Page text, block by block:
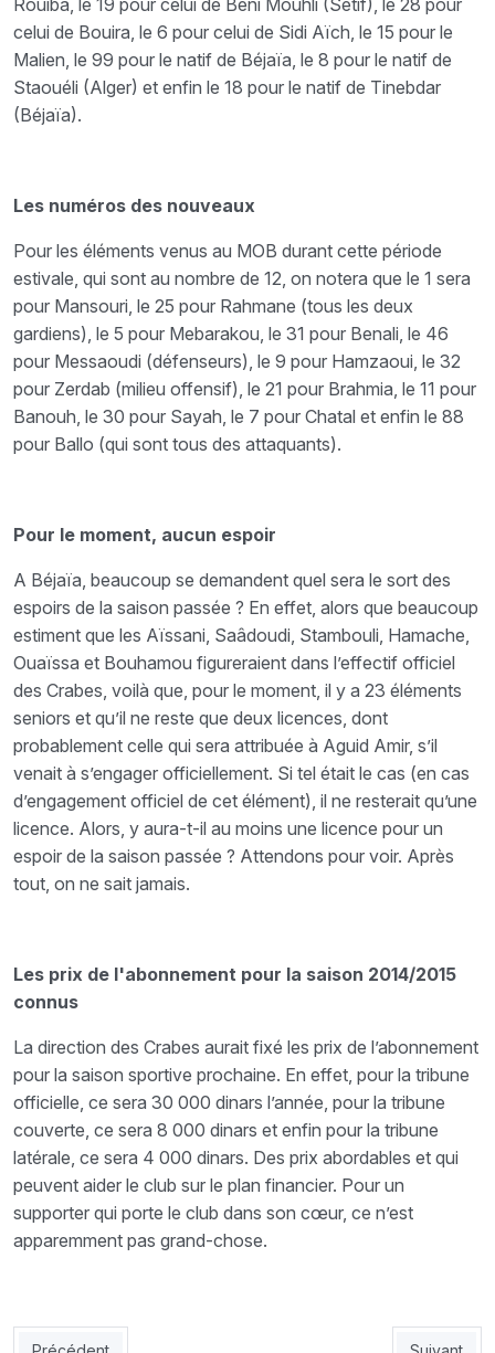
Rouiba, le 19 pour celui de Beni Mouhli (Sétif), le 28 pour
celui de Bouira, le 6 pour celui de Sidi Aïch, le 15 pour le
Malien, le 99 pour le natif de Béjaïa, le 8 pour le natif de
Staouéli (Alger) et enfin le 18 pour le natif de Tinebdar
(Béjaïa).
Les numéros des nouveaux
Pour les éléments venus au MOB durant cette période
estivale, qui sont au nombre de 12, on notera que le 1 sera
pour Mansouri, le 25 pour Rahmane (tous les deux
gardiens), le 5 pour Mebarakou, le 31 pour Benali, le 46
pour Messaoudi (défenseurs), le 9 pour Hamzaoui, le 32
pour Zerdab (milieu offensif), le 21 pour Brahmia, le 11 pour
Banouh, le 30 pour Sayah, le 7 pour Chatal et enfin le 88
pour Ballo (qui sont tous des attaquants).
Pour le moment, aucun espoir
A Béjaïa, beaucoup se demandent quel sera le sort des
espoirs de la saison passée ? En effet, alors que beaucoup
estiment que les Aïssani, Saâdoudi, Stambouli, Hamache,
Ouaïssa et Bouhamou figureraient dans l’effectif officiel
des Crabes, voilà que, pour le moment, il y a 23 éléments
seniors et qu’il ne reste que deux licences, dont
probablement celle qui sera attribuée à Aguid Amir, s’il
venait à s’engager officiellement. Si tel était le cas (en cas
d’engagement officiel de cet élément), il ne resterait qu’une
licence. Alors, y aura-t-il au moins une licence pour un
espoir de la saison passée ? Attendons pour voir. Après
tout, on ne sait jamais.
Les prix de l'abonnement pour la saison 2014/2015
connus
La direction des Crabes aurait fixé les prix de l’abonnement
pour la saison sportive prochaine. En effet, pour la tribune
officielle, ce sera 30 000 dinars l’année, pour la tribune
couverte, ce sera 8 000 dinars et enfin pour la tribune
latérale, ce sera 4 000 dinars. Des prix abordables et qui
peuvent aider le club sur le plan financier. Pour un
supporter qui porte le club dans son cœur, ce n’est
apparemment pas grand-chose.
Article précédent : Cadamuro : Le Reacreativo Huelva et le
Article